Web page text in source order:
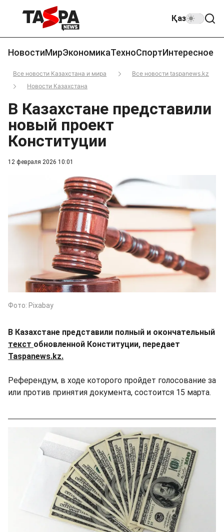
Қаз
НовостиМирЭкономикаТехноСпортИнтересное
Все новости Казахстана и мира
Все новости taspanews.kz
Новости Казахстана
12 февраля 2026 10:01
В Казахстане представили
новый проект
Конституции
Фото: Pixabay
В Казахстане представили полный и окончательный
текст обновленной Конституции, передает
Taspanews.kz.
Референдум, в ходе которого пройдет голосование за
или против принятия документа, состоится 15 марта.